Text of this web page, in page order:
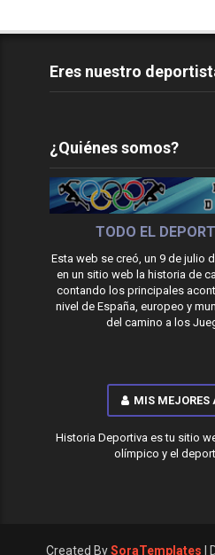
Eres nuestro
¿Quiénes somos?
TODO EL
Esta web se creó, un 9 de julio
en un sitio web la historia de
contando los principales
nivel de España, europeo y
del camino a los
MIS MEJORES
Historia Deportiva es tu sitio
olímpico y el
Created BySoraTemplates |